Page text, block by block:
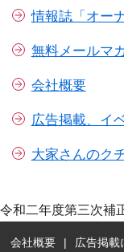
情報誌「オー
無料メールマ
会社概要
広告掲載、イ
大家さんのク
令和二年度第三次補
会社概要 広告掲載